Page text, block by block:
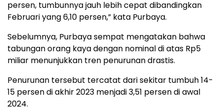
persen, tumbunnya jauh lebih cepat dibandingkan
Februari yang 6,10 persen,” kata Purbaya.
Sebelumnya, Purbaya sempat mengatakan bahwa
tabungan orang kaya dengan nominal di atas Rp5
miliar menunjukkan tren penurunan drastis.
Penurunan tersebut tercatat dari sekitar tumbuh 14-
15 persen di akhir 2023 menjadi 3,51 persen di awal
2024.